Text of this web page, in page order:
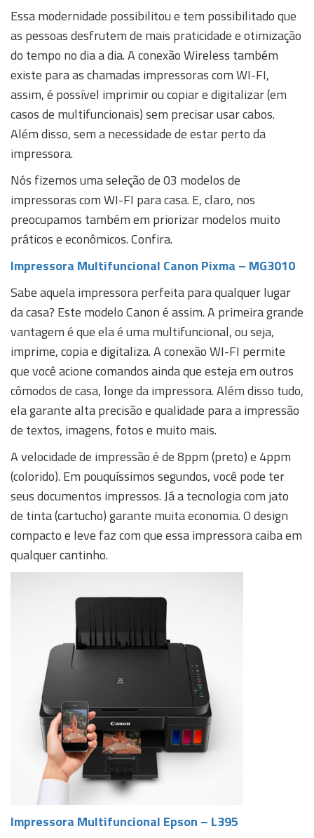
Essa modernidade possibilitou e tem possibilitado que
as pessoas desfrutem de mais praticidade e otimização
do tempo no dia a dia. A conexão Wireless também
existe para as chamadas impressoras com WI-FI,
assim, é possível imprimir ou copiar e digitalizar (em
casos de multifuncionais) sem precisar usar cabos.
Além disso, sem a necessidade de estar perto da
impressora.
Nós fizemos uma seleção de 03 modelos de
impressoras com WI-FI para casa. E, claro, nos
preocupamos também em priorizar modelos muito
práticos e econômicos. Confira.
Impressora Multifuncional Canon Pixma – MG3010
Sabe aquela impressora perfeita para qualquer lugar
da casa? Este modelo Canon é assim. A primeira grande
vantagem é que ela é uma multifuncional, ou seja,
imprime, copia e digitaliza. A conexão WI-FI permite
que você acione comandos ainda que esteja em outros
cômodos de casa, longe da impressora. Além disso tudo,
ela garante alta precisão e qualidade para a impressão
de textos, imagens, fotos e muito mais.
A velocidade de impressão é de 8ppm (preto) e 4ppm
(colorido). Em pouquíssimos segundos, você pode ter
seus documentos impressos. Já a tecnologia com jato
de tinta (cartucho) garante muita economia. O design
compacto e leve faz com que essa impressora caiba em
qualquer cantinho.
Impressora Multifuncional Epson – L395